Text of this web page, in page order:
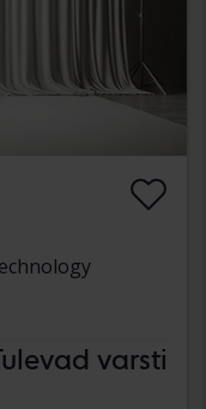
varsti